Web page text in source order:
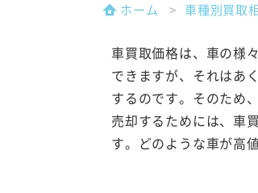
ホーム 車種別買取
車買取価格は、車の様
できますが、それはあ
するのです。そのため
売却するためには、車
す。どのような車が高